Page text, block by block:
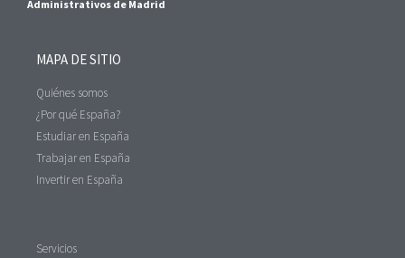
Administrativos de Madrid
MAPA DE SITIO
Quiénes somos
¿Por qué España?
Estudiar en España
Trabajar en España
Invertir en España
Servicios